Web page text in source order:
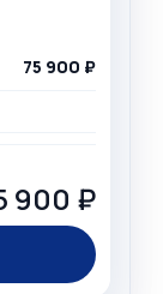
75 900 ₽
900 ₽